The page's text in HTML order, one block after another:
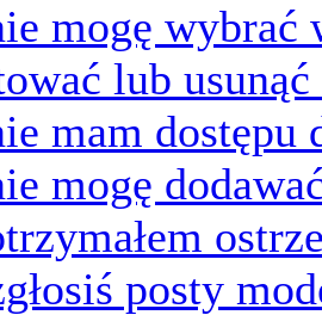
mogę wybrać
lub usunąć
mam dostępu
mogę
posty